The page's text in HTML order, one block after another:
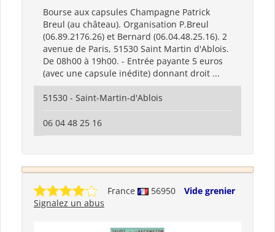
Bourse aux capsules Champagne Patrick
Breul (au château). Organisation P.Breul
(06.89.2176.26) et Bernard (06.04.48.25.16). 2
avenue de Paris, 51530 Saint Martin d'Ablois.
De 08h00 à 19h00. - Entrée payante 5 euros
(avec une capsule inédite) donnant droit ...
51530 - Saint-Martin-d'Ablois
06 04 48 25 16
France 56950
Vide grenier
Signalez un abus